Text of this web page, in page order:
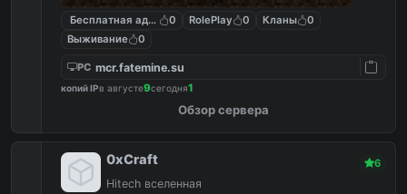
Бесплатная админка
0 RolePlay 0 Кланы
0
Выживание
0
PC mcr.fatemine.su
копий IPв августе9сегодня1
Обзор сервера
0xCraft 6
Hitech вселенная